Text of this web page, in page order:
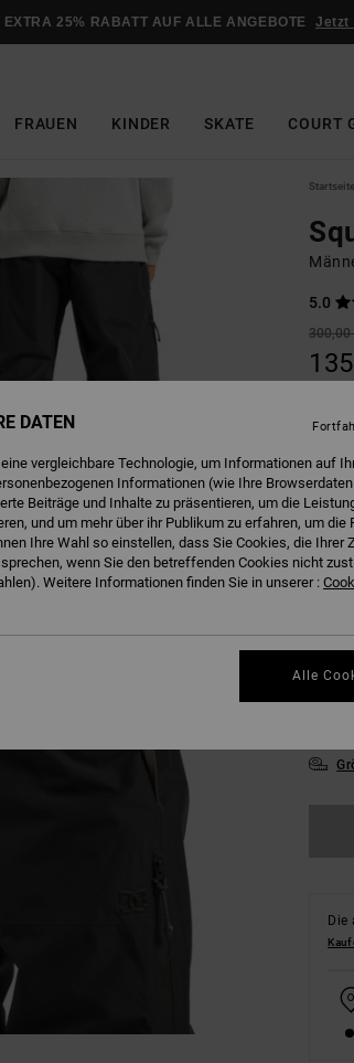
EXTRA 25% RABATT AUF ALLE ANGEBOTE Jetzt
FRAUEN KINDER SKATE COURT
Startseite
5.0
300,00
Farbe
Die
DATEN
vergleichbare Technologie, um Informationen auf
Informationen (wie Ihre
Beiträge und Inhalte zu präsentieren, um die
und um mehr über ihr Publikum zu erfahren, um die
Ihre Wahl so einstellen, dass Sie Cookies, die Ihrer
wenn Sie den betreffenden Cookies nicht
Weitere Informationen finden Sie in unserer :
Alle